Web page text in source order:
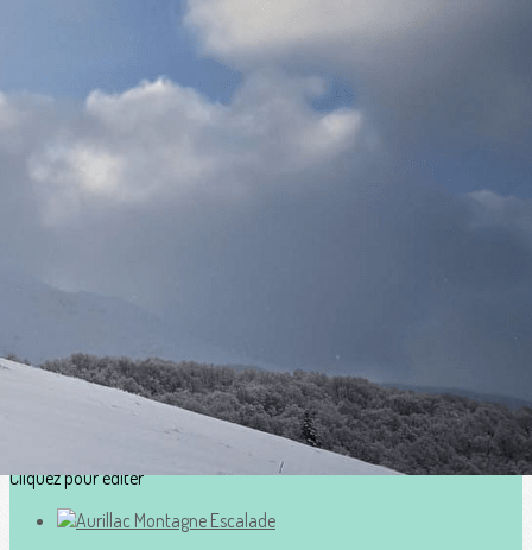
Exporter les lignes sélectionnées
Exporter toutes les colonnes
Exporter uniquement les colonnes affichées
Images de la page d'accueil
Ajoutez un logo, un bouton, des réseaux sociaux
Cliquez pour éditer